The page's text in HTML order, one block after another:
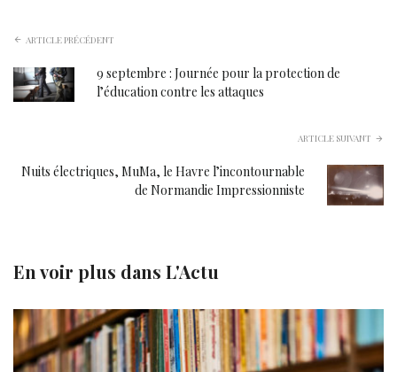
ARTICLE PRÉCÉDENT
9 septembre : Journée pour la protection de
l’éducation contre les attaques
ARTICLE SUIVANT
Nuits électriques, MuMa, le Havre l’incontournable
de Normandie Impressionniste
En voir plus dans L'Actu